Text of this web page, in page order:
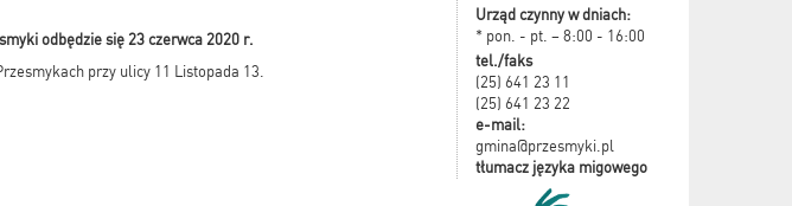
odbędzie się 23 czerwca 2020 r.
przy ulicy 11 Listopada 13.
Urząd czynny w dniach:
* pon. - pt. – 8:00 - 16:00
tel./faks
(25) 641 23 11
(25) 641 23 22
e-mail:
gmina@przesmyki.pl
tłumacz języka migowego